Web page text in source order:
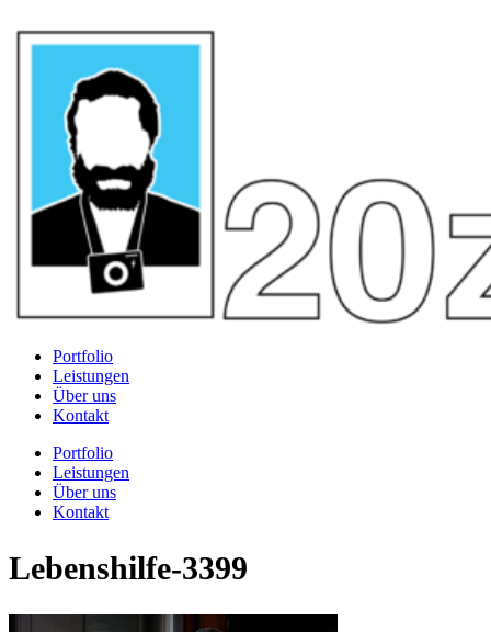
Portfolio
Leistungen
Über uns
Kontakt
Portfolio
Leistungen
Über uns
Kontakt
Lebenshilfe-3399